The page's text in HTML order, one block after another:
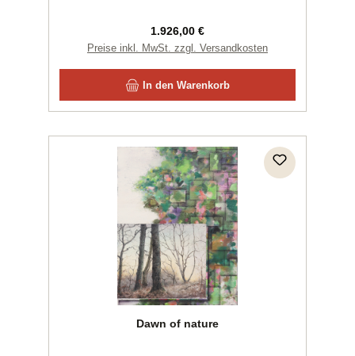
Regulärer Preis:
1.926,00 €
Preise inkl. MwSt. zzgl. Versandkosten
In den Warenkorb
Dawn of nature